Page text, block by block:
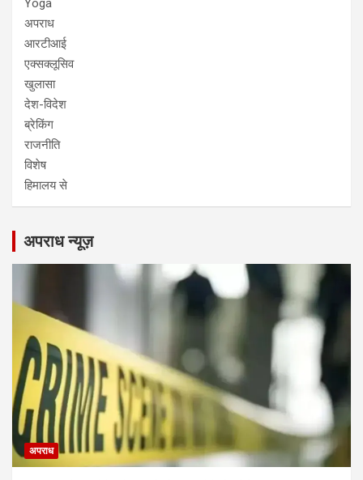
Yoga
अपराध
आरटीआई
एक्सक्लूसिव
खुलासा
देश-विदेश
ब्रेकिंग
राजनीति
विशेष
हिमालय से
अपराध न्यूज़
अपराध